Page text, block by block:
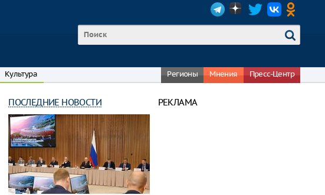
Культура Регионы Мнения Пресс-Центр
ПОСЛЕДНИЕ НОВОСТИ РЕКЛАМА